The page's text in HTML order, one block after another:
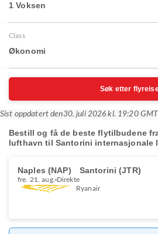
1 Voksen
Class
Økonomi
Søk etter
Sist oppdatert den30. juli 2026 kl. 19:20
Bestill og få de beste flytilbudene
lufthavn til Santorini internasjonale
Naples (NAP) Santorini (JTR)
fre. 21. aug. Direkte
Ryanair